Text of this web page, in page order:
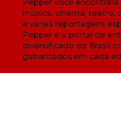
Pepper você
música, cinema, teatro,
e várias reportagens
Pepper é o portal de
diversificado do Brasil
gabaritados em cada